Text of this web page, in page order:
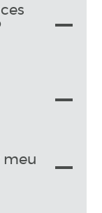
meu